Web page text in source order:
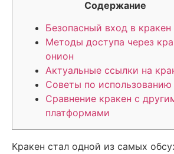
Содержание
Безопасный вход в кракен
Методы доступа через
онион
Актуальные ссылки на
Советы по использованию
Сравнение кракен с
платформами
Кракен стал одной из самых